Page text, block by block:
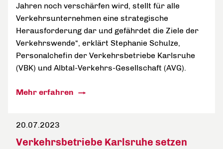
Jahren noch verschärfen wird, stellt für alle
Verkehrsunternehmen eine strategische
Herausforderung dar und gefährdet die Ziele der
Verkehrswende“, erklärt Stephanie Schulze,
Personalchefin der Verkehrsbetriebe Karlsruhe
(VBK) und Albtal-Verkehrs-Gesellschaft (AVG).
Mehr erfahren
20.07.2023
Verkehrsbetriebe Karlsruhe setzen